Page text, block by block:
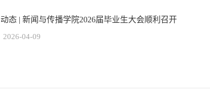
动态 | 新闻与传播学院2026届毕业生大会顺利召开
2026-04-09